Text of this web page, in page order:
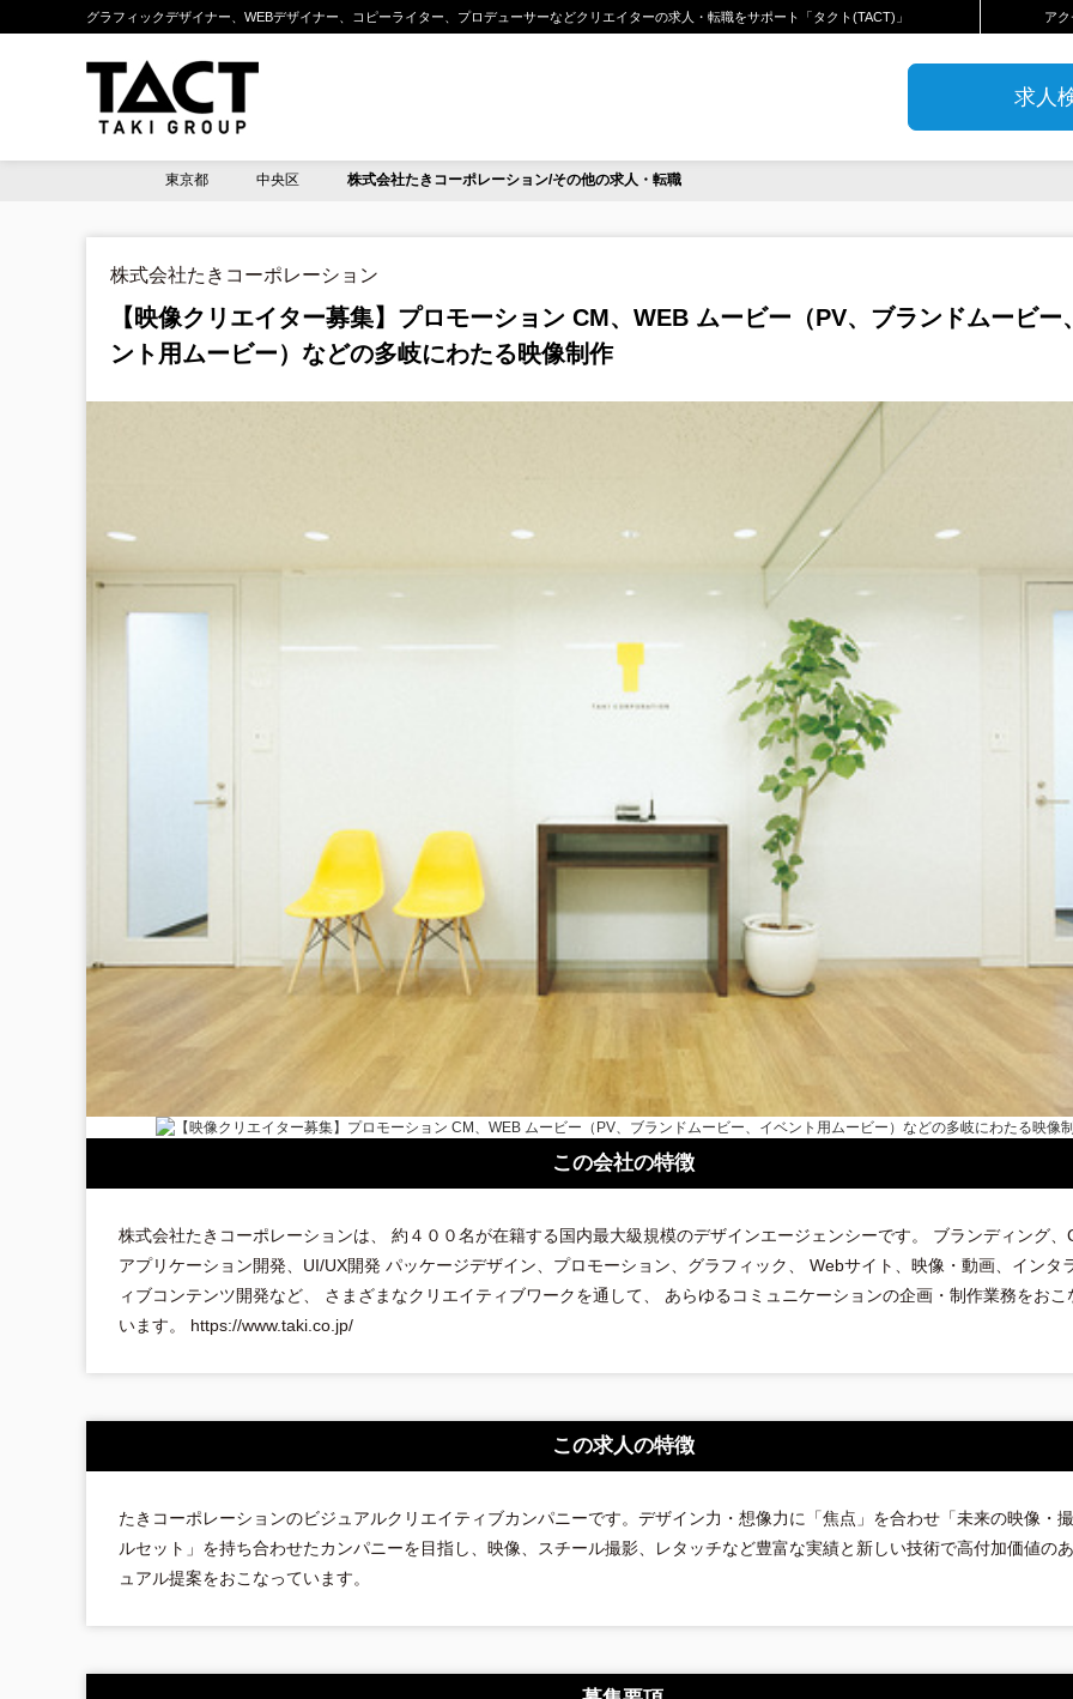
グラフィックデザイナー、WEBデザイナー、コピーライター、プロデューサーなどクリエイターの求人・転職をサポート「タクト(TACT)」 アク
求人
東京都 中央区 株式会社たきコーポレーション/その他の求人・転職
株式会社たきコーポレーション
【映像クリエイター募集】プロモーション CM、WEB ムービー（PV、ブランドムービー
ント用ムービー）などの多岐にわたる映像制作
この会社の特徴
株式会社たきコーポレーションは、 約４００名が在籍する国内最大級規模のデザインエージェンシーです。 ブランディング、
アプリケーション開発、UI/UX開発 パッケージデザイン、プロモーション、グラフィック、 Webサイト、映像・動画、インタ
ィブコンテンツ開発など、 さまざまなクリエイティブワークを通して、 あらゆるコミュニケーションの企画・制作業務をおこ
います。 https://www.taki.co.jp/
この求人の特徴
たきコーポレーションのビジュアルクリエイティブカンパニーです。デザイン力・想像力に「焦点」を合わせ「未来の映像・
ルセット」を持ち合わせたカンパニーを目指し、映像、スチール撮影、レタッチなど豊富な実績と新しい技術で高付加価値の
ュアル提案をおこなっています。